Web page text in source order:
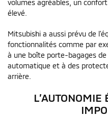
volumes agréables, un
élevé.
Mitsubishi a aussi prévu de
fonctionnalités comme par
à une boîte porte-bagages
automatique et à des
arrière.
L’AUTONOMIE